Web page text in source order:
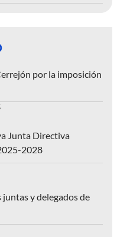
por la imposición
Junta Directiva
2028
y delegados de